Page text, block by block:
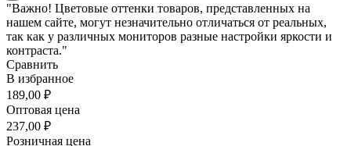
"Важно! Цветовые оттенки товаров, представленных на
нашем сайте, могут незначительно отличаться от реальных,
так как у различных мониторов разные настройки яркости и
контраста."
Сравнить
В избранное
189,00 ₽
Оптовая цена
237,00 ₽
Розничная цена